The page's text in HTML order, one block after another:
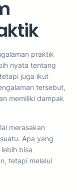
praktik
nyata tentang
juga ikut
tersebut,
memiliki dampak
merasakan
Apa yang
bisa
tetapi melalui